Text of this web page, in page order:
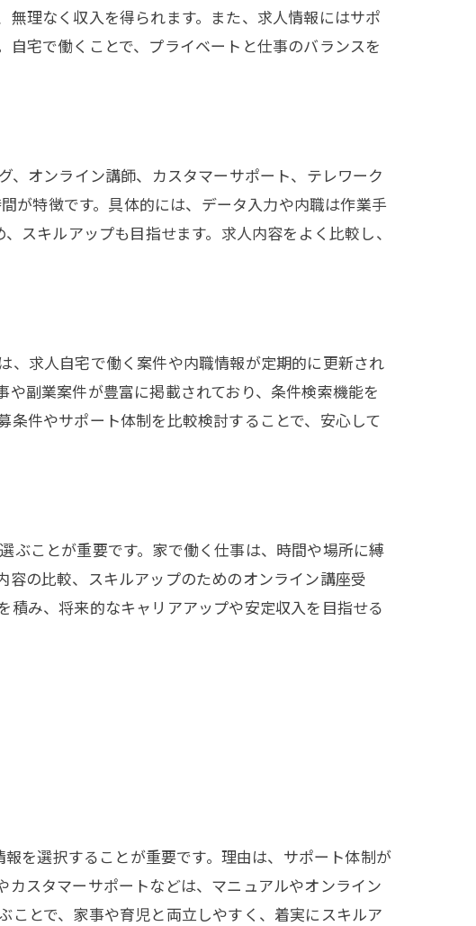
法
方
法
理なく収入を得られます。また、求人情報にはサポ
宅で働くことで、プライベートと仕事のバランスを
オンライン講師、カスタマーサポート、テレワーク
が特徴です。具体的には、データ入力や内職は作業手
スキルアップも目指せます。求人内容をよく比較し、
、求人自宅で働く案件や内職情報が定期的に更新され
副業案件が豊富に掲載されており、条件検索機能を
件やサポート体制を比較検討することで、安心して
ぶことが重要です。家で働く仕事は、時間や場所に縛
の比較、スキルアップのためのオンライン講座受
み、将来的なキャリアアップや安定収入を目指せる
を選択することが重要です。理由は、サポート体制が
スタマーサポートなどは、マニュアルやオンライン
とで、家事や育児と両立しやすく、着実にスキルア